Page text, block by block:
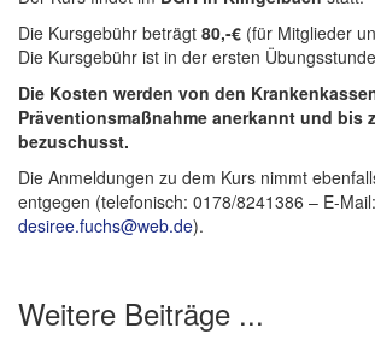
Die Kursgebühr beträgt 80,-€ (für Mitglieder
Die Kursgebühr ist in der ersten
Die Kosten werden von den
Präventionsmaßnahme anerkannt und bis
bezuschusst.
Die Anmeldungen zu dem Kurs nimmt
entgegen (telefonisch: 0178/8241386 – E-Mail:
desiree.fuchs@web.de).
Weitere Beiträge ...